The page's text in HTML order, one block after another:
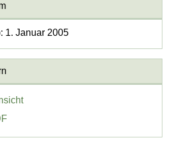
1. Januar 2005